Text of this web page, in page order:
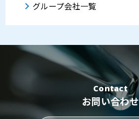
グループ会社一覧
Contact
お問い合わせ